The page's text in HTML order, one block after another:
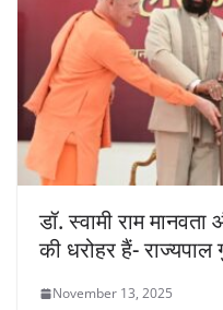
डॉ. स्वामी राम
की धरोहर हैं- राज्यपाल
November 13, 2025